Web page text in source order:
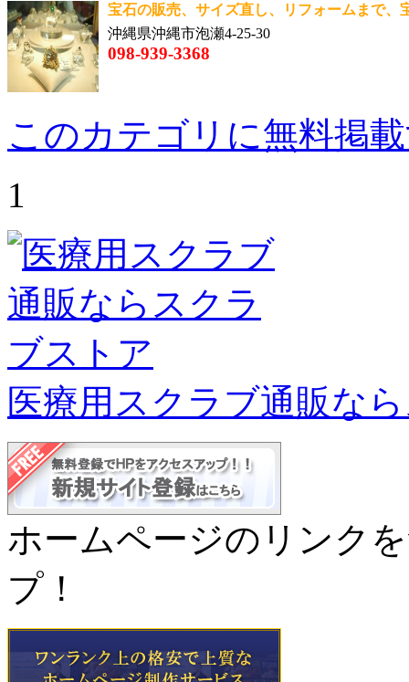
宝石の販売、サイズ直し、リフォームまで、
沖縄県沖縄市泡瀬4-25-30
098-939-3368
このカテゴリに無料掲
1
医療用スクラブ通販な
ホームページのリンク
プ！